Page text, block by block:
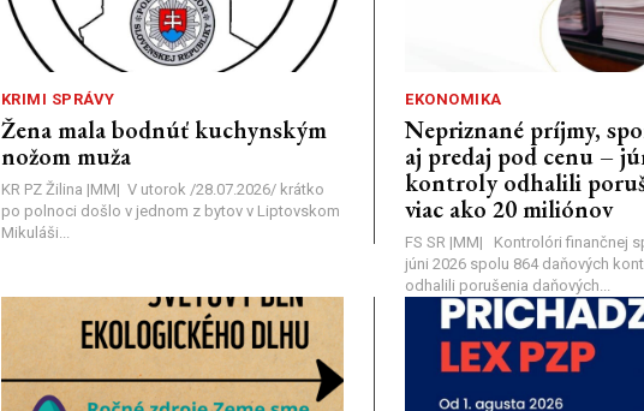
KRIMI SPRÁVY
Žena mala bodnúť kuchynským
nožom muža
KR PZ Žilina |MM| V utorok /28.07.2026/ krátko
po polnoci došlo v jednom z bytov v Liptovskom
Mikuláši...
EKONOMIKA
Nepriznané príjmy,
aj predaj pod cenu –
kontroly odhalili
viac ako 20 miliónov
FS SR |MM| Kontrolóri finančnej
júni 2026 spolu 864 daňových
odhalili porušenia daňových...